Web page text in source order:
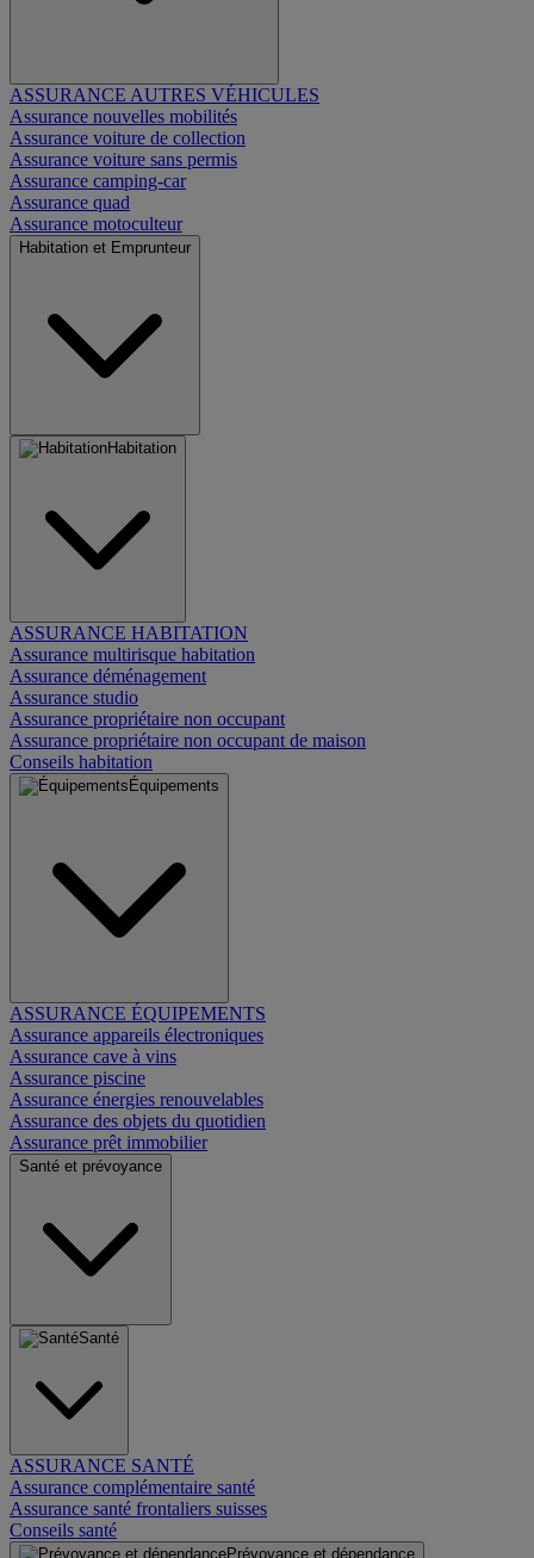
ASSURANCE AUTRES VÉHICULES
Assurance nouvelles mobilités
Assurance voiture de collection
Assurance voiture sans permis
Assurance camping-car
Assurance quad
Assurance motoculteur
Habitation et Emprunteur
Habitation
ASSURANCE HABITATION
Assurance multirisque habitation
Assurance déménagement
Assurance studio
Assurance propriétaire non occupant
Assurance propriétaire non occupant de maison
Conseils habitation
Équipements
ASSURANCE ÉQUIPEMENTS
Assurance appareils électroniques
Assurance cave à vins
Assurance piscine
Assurance énergies renouvelables
Assurance des objets du quotidien
Assurance prêt immobilier
Santé et prévoyance
Santé
ASSURANCE SANTÉ
Assurance complémentaire santé
Assurance santé frontaliers suisses
Conseils santé
Prévoyance et dépendance